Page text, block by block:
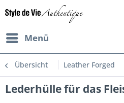
Menü
Übersicht Leather Forged
Lederhülle für das